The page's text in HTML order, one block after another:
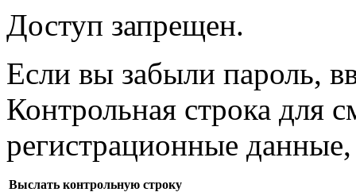
Доступ запрещен.
Если вы забыли пароль,
Контрольная строка для
регистрационные
Выслать контрольную строку